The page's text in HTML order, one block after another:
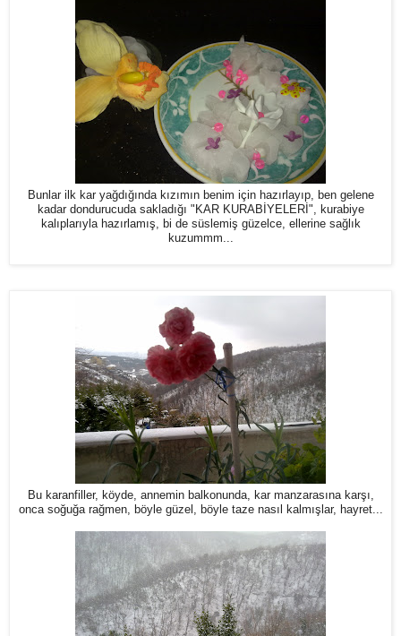
Bunlar ilk kar yağdığında kızımın benim için hazırlayıp, ben gelene
kadar dondurucuda sakladığı "KAR KURABİYELERİ", kurabiye
kalıplarıyla hazırlamış, bi de süslemiş güzelce, ellerine sağlık
kuzummm...
Bu karanfiller, köyde, annemin balkonunda, kar manzarasına karşı,
onca soğuğa rağmen, böyle güzel, böyle taze nasıl kalmışlar, hayret...